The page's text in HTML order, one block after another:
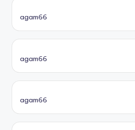
agam66
agam66
agam66